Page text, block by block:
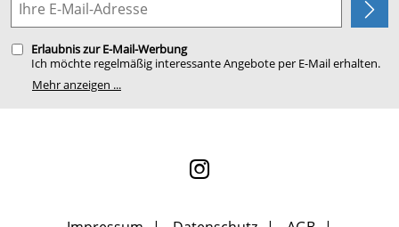
Planung
Erlaubnis zur E-Mail-Werbung
Ich möchte regelmäßig interessante Angebote per E-Mail erhalten.
Meine E-Mail-Adresse wird nicht an andere Unternehmen
weitergegeben. Zu statistischen Zwecken wird in anonymer Form
ich den Link "Abmelden" am Ende des Newsletters anklicke oder die
Option Newsletter im Mitgliederbereich deaktiviere. Die
habe ich zur Kenntnis genommen.
Mehr anzeigen ...